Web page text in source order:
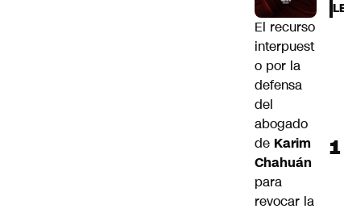
El recurso
interpuest
o por la
defensa
del
abogado
de Karim
Chahuán
para
revocar la